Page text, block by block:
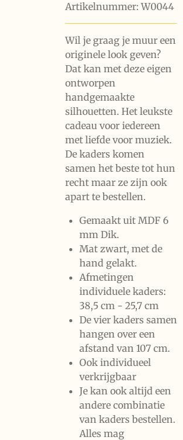
Artikelnummer: W0044
Wil je graag je muur een
originele look geven?
Dat kan met deze eigen
ontworpen
handgemaakte
silhouetten. Het leukste
cadeau voor iedereen
met liefde voor muziek.
De kaders komen
samen het beste tot hun
recht maar ze zijn ook
apart te bestellen.
Gemaakt uit MDF 6
mm Dik.
Mat zwart, met de
hand gelakt.
Afmetingen
individuele kaders:
38,5 cm - 25,7 cm
De vier kaders samen
hangen over een
afstand van 107 cm.
Ook individueel
verkrijgbaar
Je kan ook altijd een
andere combinatie
van kaders bestellen.
Alles mag